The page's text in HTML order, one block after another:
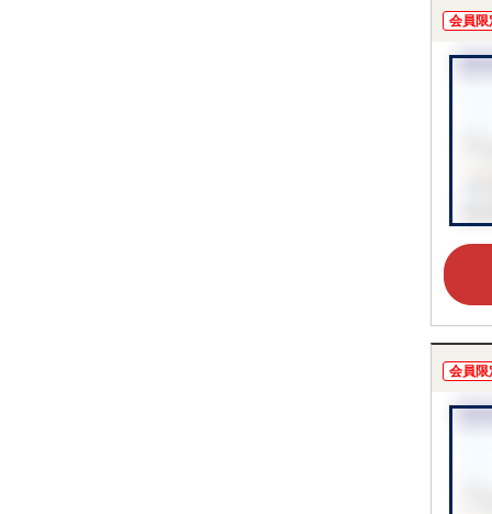
会員限
会員限